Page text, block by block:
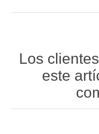
Los
este